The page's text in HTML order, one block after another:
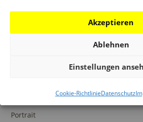
Akzeptieren
Ablehnen
Einstellungen
Cookie-RichtlinieDatenschutz
SAMMLUNGEN
Portrait